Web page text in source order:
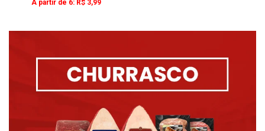
A partir de 6: R$ 3,99